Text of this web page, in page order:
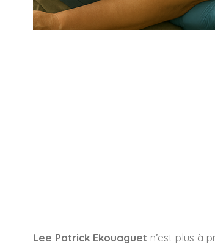
Lee Patrick Ekouaguet n’est plus à